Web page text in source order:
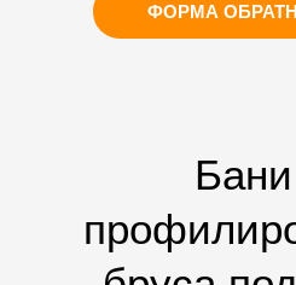
ФОРМА